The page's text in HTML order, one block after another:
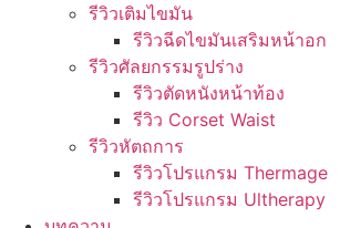
รีวิวเติมไขมัน
รีวิวฉีดไขมันเสริมหน้าอก
รีวิวศัลยกรรมรูปร่าง
รีวิวตัดหนังหน้าท้อง
รีวิว Corset Waist
รีวิวหัตถการ
รีวิวโปรแกรม Thermage
รีวิวโปรแกรม Ultherapy